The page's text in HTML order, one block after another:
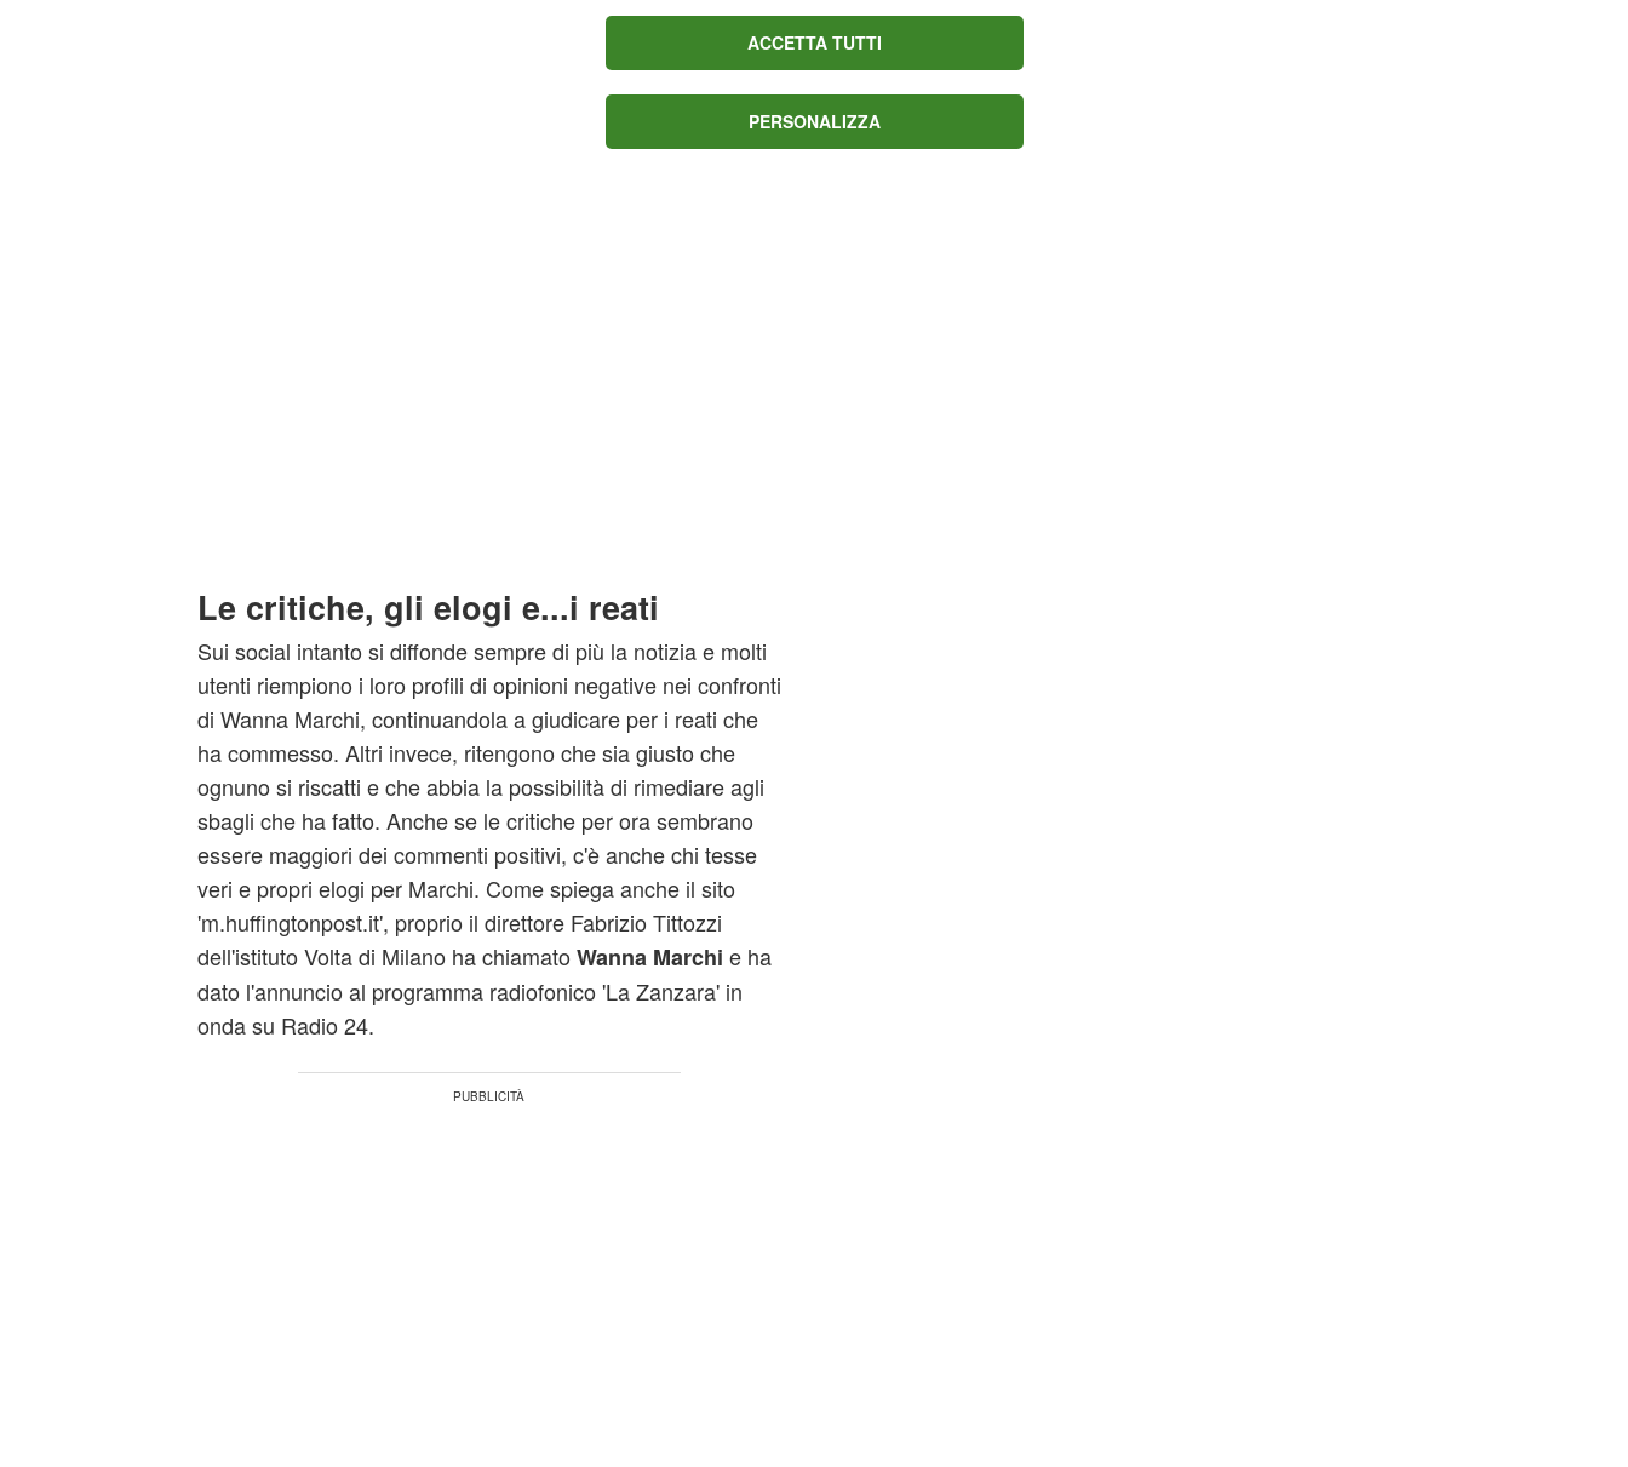
disponibile per alcuni giorni e dovesse assentarsi senza
Stefania
Le critiche, gli elogi e...i reati
Sui social intanto si diffonde sempre di più la notizia e molti
utenti riempiono i loro profili di opinioni negative nei confronti
di Wanna Marchi, continuandola a giudicare per i reati che
ha commesso. Altri invece, ritengono che sia giusto che
ognuno si riscatti e che abbia la possibilità di rimediare agli
sbagli che ha fatto. Anche se le critiche per ora sembrano
essere maggiori dei commenti positivi, c'è anche chi tesse
veri e propri elogi per Marchi. Come spiega anche il sito
'm.huffingtonpost.it', proprio il direttore Fabrizio Tittozzi
dell'istituto Volta di Milano ha chiamato Wanna Marchi e ha
dato l'annuncio al programma radiofonico 'La Zanzara' in
onda su Radio 24.
ACCETTA TUTTI
PERSONALIZZA